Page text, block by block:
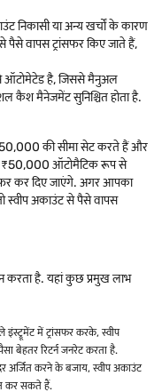
निकासी या अन्य खर्चों के कारण
पैसे वापस ट्रांसफर किए जाते हैं,
ऑटोमेटेड है, जिससे मैनुअल
कैश मैनेजमेंट सुनिश्चित होता है.
की सीमा सेट करते हैं और
₹50,000 ऑटोमैटिक रूप से
कर दिए जाएंगे. अगर आपका
स्वीप अकाउंट से पैसे वापस
करता है. यहां कुछ प्रमुख लाभ
इंस्ट्रूमेंट में ट्रांसफर करके, स्वीप
बेहतर रिटर्न जनरेट करता है.
अर्जित करने के बजाय, स्वीप अकाउंट
कर सकते हैं.